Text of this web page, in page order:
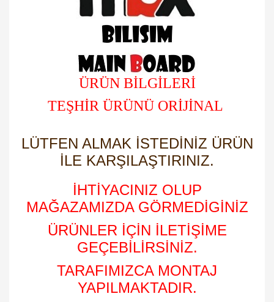
ÜRÜN BİLGİLERİ
TEŞHİR ÜRÜNÜ ORİJİNAL
LÜTFEN ALMAK İSTEDİNİZ ÜRÜN
İLE KARŞILAŞTIRINIZ.
İHTİYACINIZ OLUP
MAĞAZAMIZDA GÖRMEDİGİNİZ
ÜRÜNLER İÇİN İLETİŞİME
GEÇEBİLİRSİNİZ.
TARAFIMIZCA MONTAJ
YAPILMAKTADIR.